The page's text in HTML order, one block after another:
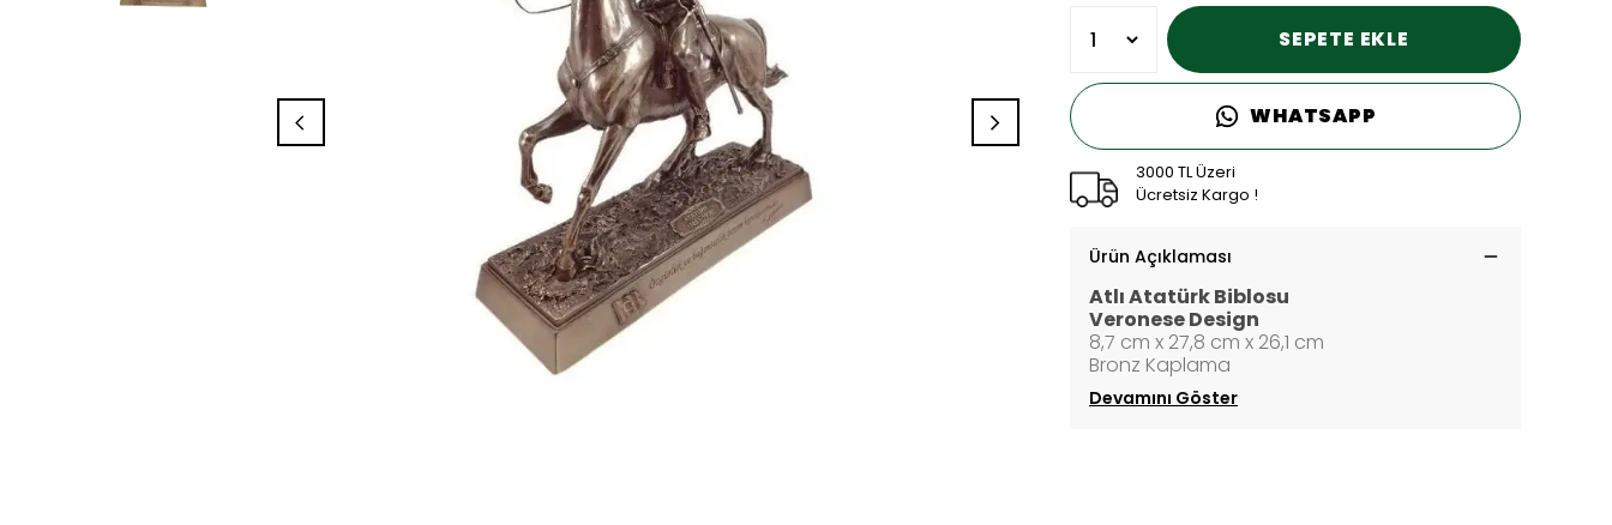
SEPETE EKLE
WHATSAPP
3000 TL Üzeri
Ücretsiz Kargo !
Ürün Açıklaması
Atlı Atatürk Biblosu
Veronese Design
8,7 cm x 27,8 cm x 26,1 cm
Bronz Kaplama
Devamını Göster